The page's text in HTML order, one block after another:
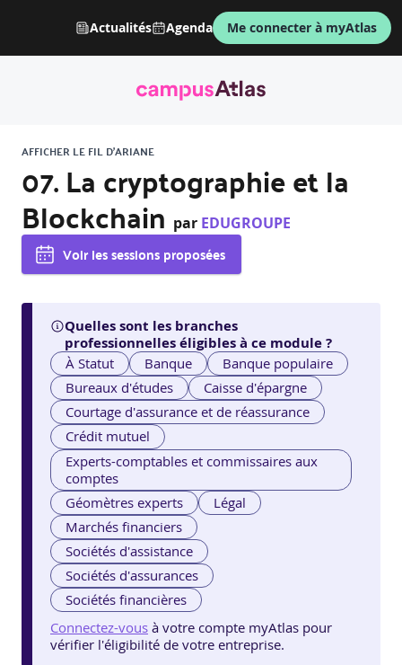
Actualités Agenda Me connecter à myAtlas
AFFICHER LE FIL D'ARIANE
07. La cryptographie et la
Blockchain par EDUGROUPE
Voir les sessions proposées
Quelles sont les branches
professionnelles éligibles à ce module ?
À Statut Banque
Banque populaire
Bureaux d'études
Caisse d'épargne
Courtage d'assurance et de réassurance
Crédit mutuel
Experts-comptables et commissaires aux
comptes
Géomètres experts
Légal
Marchés financiers
Sociétés d'assistance
Sociétés d'assurances
Sociétés financières
Connectez-vous à votre compte myAtlas pour
vérifier l'éligibilité de votre entreprise.